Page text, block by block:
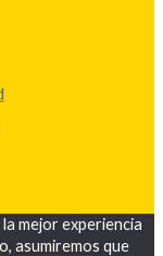
mejor experiencia
asumiremos que